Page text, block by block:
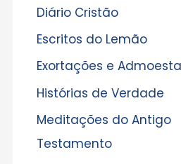
Diário Cristão
Escritos do Lemão
Exortações e
Histórias de Verdade
Meditações do Antigo
Testamento
u
i
v
o
s